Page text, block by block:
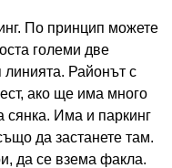
По принцип можете
големи две
Районът с
ако ще има много
сянка. Има и паркинг
да застанете там.
да се взема факла.